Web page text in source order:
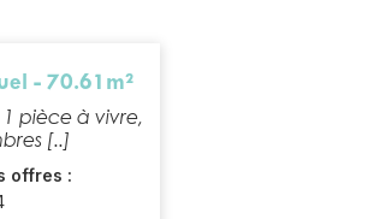
- 70.61m²
1 pièce à vivre,
[..]
offres :